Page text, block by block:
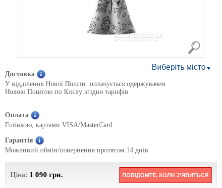
Виберіть місто
Доставка
У відділення Нової Пошти: оплачується одержувачем
Новою Поштою по Києву згідно тарифів
Оплата
Готівкою, картами VISA/MasterCard
Гарантія
Можливий обмін/повернення протягом 14 днів
Ціна: 1 090 грн. ПОВІДОМТЕ, КОЛИ З'ЯВИТЬСЯ